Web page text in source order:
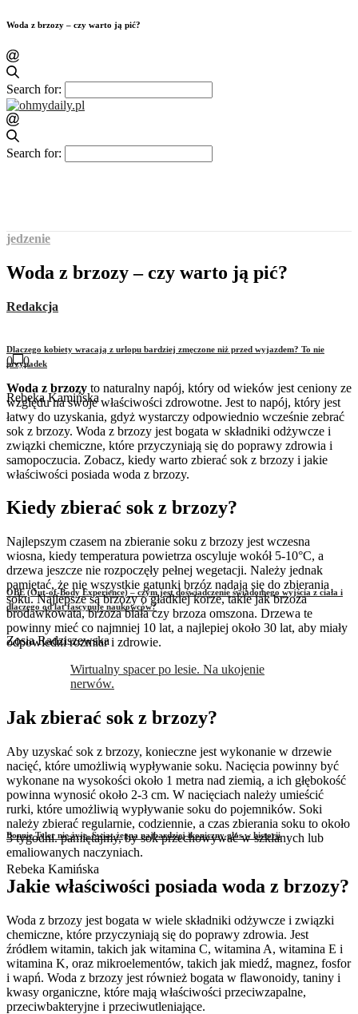
Woda z brzozy – czy warto ją pić?
Search for:
Search for:
Dlaczego kobiety wracają z urlopu bardziej zmęczone niż przed wyjazdem? To nie
przypadek
Rebeka Kamińska
OBE (Out-of-Body Experience) – czym jest doświadczenie świadomego wyjścia z ciała i
dlaczego od lat fascynuje naukowców?
Zosia Radziszewska
Bonnie Tyler nie żyje. Świat żegna najbardziej ikoniczny głos w historii
Rebeka Kamińska
jedzenie
Woda z brzozy – czy warto ją pić?
Redakcja
0
0
Woda z brzozy to naturalny napój, który od wieków jest ceniony ze
względu na swoje właściwości zdrowotne. Jest to napój, który jest
łatwy do uzyskania, gdyż wystarczy odpowiednio wcześnie zebrać
sok z brzozy. Woda z brzozy jest bogata w składniki odżywcze i
związki chemiczne, które przyczyniają się do poprawy zdrowia i
samopoczucia. Zobacz, kiedy warto zbierać sok z brzozy i jakie
właściwości posiada woda z brzozy.
Kiedy zbierać sok z brzozy?
Najlepszym czasem na zbieranie soku z brzozy jest wczesna
wiosna, kiedy temperatura powietrza oscyluje wokół 5-10°C, a
drzewa jeszcze nie rozpoczęły pełnej wegetacji. Należy jednak
pamiętać, że nie wszystkie gatunki brzóz nadają się do zbierania
soku. Najlepsze są brzozy o gładkiej korze, takie jak brzoza
brodawkowata, brzoza biała czy brzoza omszona. Drzewa te
powinny mieć co najmniej 10 lat, a najlepiej około 30 lat, aby miały
odpowiedni rozmiar i zdrowie.
Wirtualny spacer po lesie. Na ukojenie
nerwów.
Jak zbierać sok z brzozy?
Aby uzyskać sok z brzozy, konieczne jest wykonanie w drzewie
nacięć, które umożliwią wypływanie soku. Nacięcia powinny być
wykonane na wysokości około 1 metra nad ziemią, a ich głębokość
powinna wynosić około 2-3 cm. W nacięciach należy umieścić
rurki, które umożliwią wypływanie soku do pojemników. Soki
należy zbierać regularnie, codziennie, a czas zbierania soku to około
3 tygodni. pamiętajmy, by sok przechowywać w szklanych lub
emaliowanych naczyniach.
Jakie właściwości posiada woda z brzozy?
Woda z brzozy jest bogata w wiele składniki odżywcze i związki
chemiczne, które przyczyniają się do poprawy zdrowia. Jest
źródłem witamin, takich jak witamina C, witamina A, witamina E i
witamina K, oraz mikroelementów, takich jak miedź, magnez, fosfor
i wapń. Woda z brzozy jest również bogata w flawonoidy, taniny i
kwasy organiczne, które mają właściwości przeciwzapalne,
przeciwbakteryjne i przeciwutleniające.